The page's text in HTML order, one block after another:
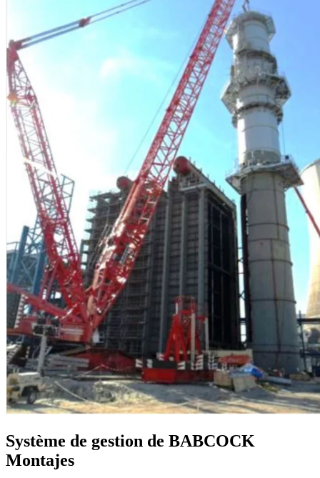
Système de gestion de BABCOCK
Montajes